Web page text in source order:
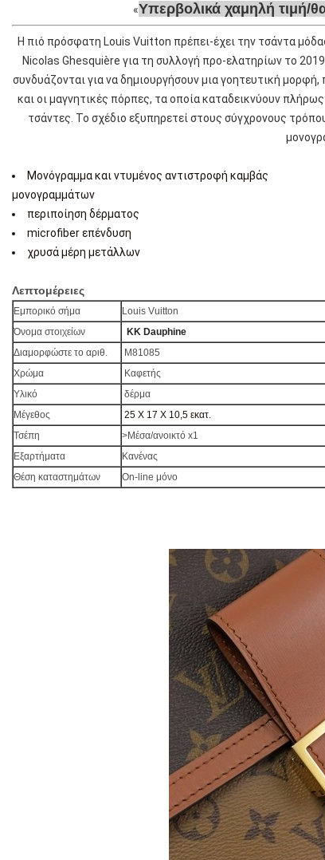
Υπερβολικά χαμηλή τιμή/
Η πιό πρόσφατη Louis Vuitton πρέπει-έχει την τσάντα
Nicolas Ghesquière για τη συλλογή προ-ελατηρίων το
συνδυάζονται για να δημιουργήσουν μια γοητευτική
και οι μαγνητικές πόρπες, τα οποία καταδεικνύουν
τσάντες. Το σχέδιο εξυπηρετεί στους σύγχρονους
Μονόγραμμα και ντυμένος αντιστροφή καμβάς
μονογραμμάτων
περιποίηση δέρματος
microfiber επένδυση
χρυσά μέρη μετάλλων
Λεπτομέρειες
Εμπορικό σήμα
Louis Vuitton
Όνομα στοιχείων
ΚΚ Dauphine
Διαμορφώστε το αριθ.
M81085
Χρώμα
Καφετής
Υλικό
δέρμα
Μέγεθος
25 X 17 X 10,5 εκατ.
Τσέπη
>Μέσα/ανοικτό x1
Εξαρτήματα
Κανένας
Θέση καταστημάτων
On-line μόνο